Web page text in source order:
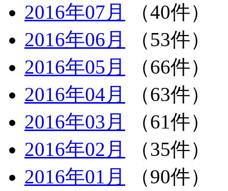
2016年07月
（40件）
2016年06月
（53件）
2016年05月
（66件）
2016年04月
（63件）
2016年03月
（61件）
2016年02月
（35件）
2016年01月
（90件）